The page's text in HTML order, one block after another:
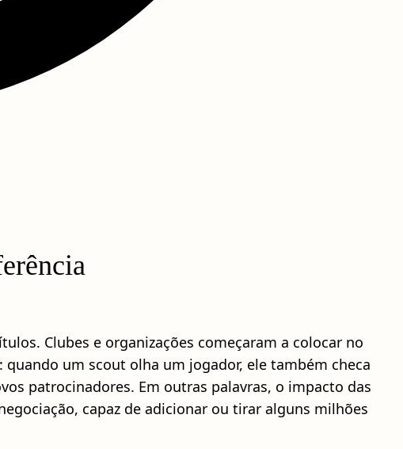
Clubes e organizações começaram a colocar no
um scout olha um jogador, ele também checa
patrocinadores. Em outras palavras, o impacto das
capaz de adicionar ou tirar alguns milhões